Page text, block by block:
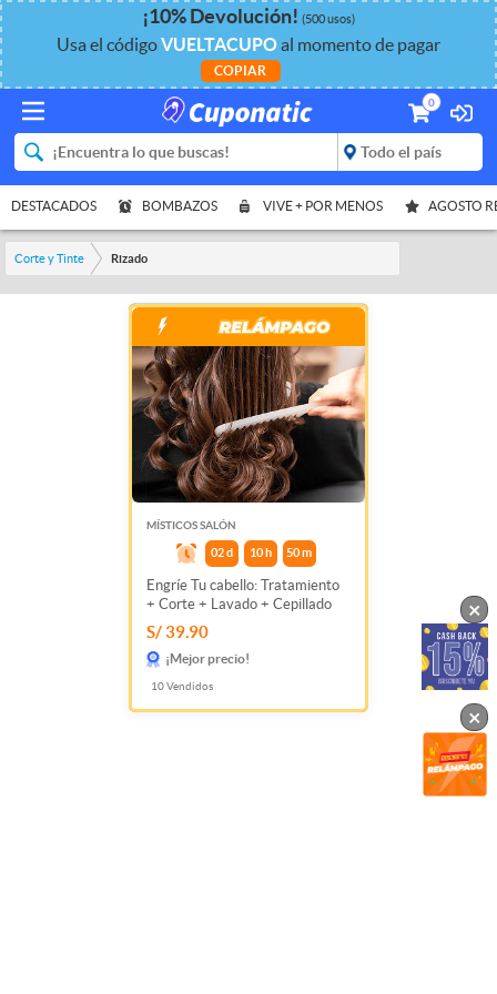
¡10%Devolución! (500 usos)
Usa el códigoVUELTACUPOal momento de pagar
COPIAR
0
DESTACADOS BOMBAZOS VIVE + POR MENOS AGOSTO
Corte y Tinte Rizado
MÍSTICOS SALÓN
02 d 10 h 50m
Engríe Tu cabello: Tratamiento
+ Corte + Lavado + Cepillado
S/ 39.90
¡Mejor precio!
10Vendidos
×
×